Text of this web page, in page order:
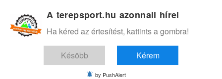
A terepsport.hu azonnali hírei
Ha kéred az értesítést, kattints a gombra!
Késöbb Kérem
by PushAlert